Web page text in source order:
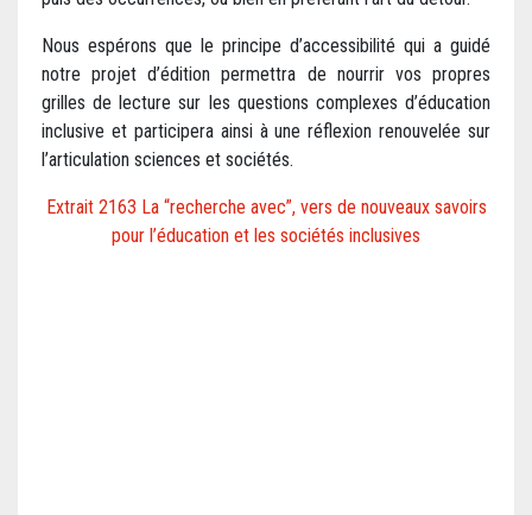
Nous espérons que le principe d’accessibilité qui a guidé
notre projet d’édition permettra de nourrir vos propres
grilles de lecture sur les questions complexes d’éducation
inclusive et participera ainsi à une réflexion renouvelée sur
l’articulation sciences et sociétés.
Extrait 2163 La “recherche avec”, vers de nouveaux savoirs
pour l’éducation et les sociétés inclusives